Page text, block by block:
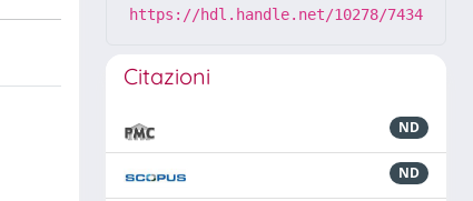
https://hdl.handle.net/10278/7434
Citazioni
ND
ND